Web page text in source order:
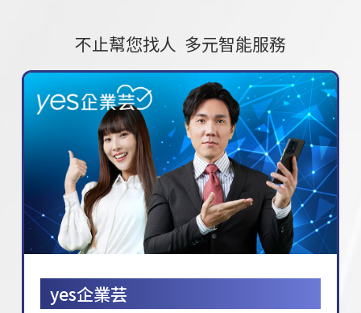
不止幫您找人 多元智能服務
yes企業芸